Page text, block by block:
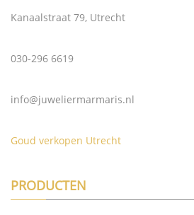
Kanaalstraat 79, Utrecht
030-296 6619
info@juweliermarmaris.nl
Goud verkopen Utrecht
PRODUCTEN